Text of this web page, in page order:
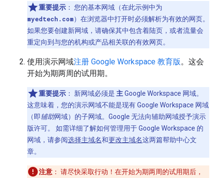
重要提示 ： 您的基本网域（在此示例中为
myedtech.com）在浏览器中打开时必须解析为有效的网页。
如果您要创建新网域，请确保其中包含着陆页，或者流量会
重定向到与您的机构或产品相关联的有效网页。
使用演示网域注册 Google Workspace 教育版。这会
开始为期两周的试用期。
重要提示 ： 新网域必须是 主Google Workspace 网域。
这意味着，您的演示网域不能是现有 Google Workspace 网域
（即辅助网域）的子网域。Google 无法向辅助网域授予演示
版许可。 如需详细了解如何管理用于 Google Workspace 的
网域，请参阅选择主域名和更改主域名这两篇帮助中心文
章。
注意 ： 请尽快采取行动！在开始为期两周的试用期后，